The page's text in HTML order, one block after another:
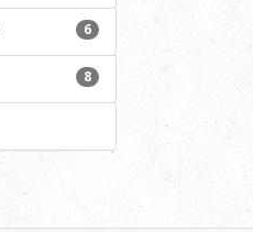
6
8